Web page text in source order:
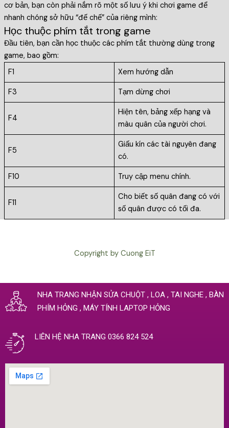
cơ bản, bạn còn phải nắm rõ một số lưu ý khi chơi game để
nhanh chóng sở hữu “đế chế” của riêng mình:
Học thuộc phím tắt trong game
Đầu tiên, bạn cần học thuộc các phím tắt thường dùng trong
game, bao gồm:
F1
Xem hướng dẫn
F3 Tạm dừng chơi
F4
Hiện tên, bảng xếp hạng và
màu quân của người chơi.
F5
Giấu kín các tài nguyên đang
có.
F10 Truy cập menu chính.
F11
Cho biết số quân đang có với
số quân được có tối đa.
Copyright by Cuong EiT
NHA TRANG NHẬN SỬA CHUỘT , LOA , TAI NGHE , BÀN
PHÍM HỎNG , MÁY TÍNH LAPTOP HỎNG
LIÊN HỆ NHA TRANG 0366 824 524